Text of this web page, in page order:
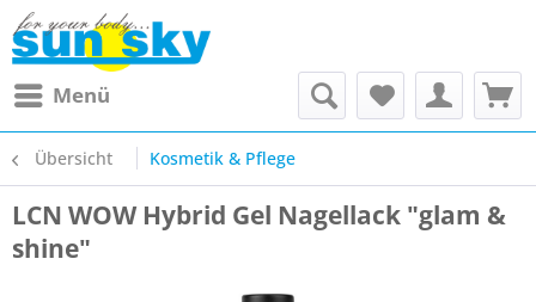
Menü
Übersicht Kosmetik & Pflege
LCN WOW Hybrid Gel Nagellack "glam &
shine"